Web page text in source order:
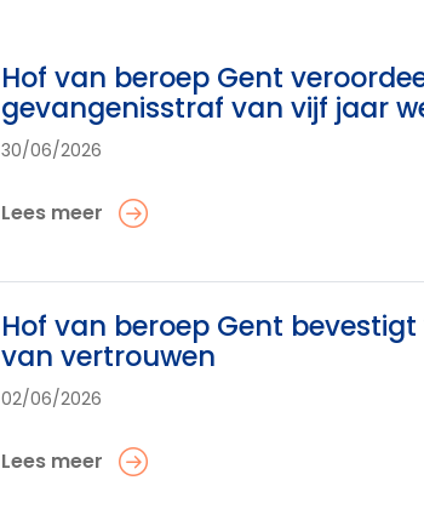
Hof van beroep Gent
gevangenisstraf van vijf jaar
30/06/2026
Lees meer
Hof van beroep Gent
van vertrouwen
02/06/2026
Lees meer